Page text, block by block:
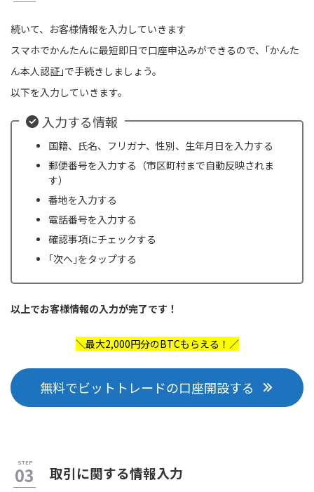
続いて、お客様情報を入力していきます
スマホでかんたんに最短即日で口座申込みができるので、｢かんた
ん本人認証｣で手続きしましょう。
以下を入力していきます。
入力する情報
国籍、氏名、フリガナ、性別、生年月日を入力する
郵便番号を入力する（市区町村まで自動反映されま
す）
番地を入力する
電話番号を入力する
確認事項にチェックする
｢次へ｣をタップする
以上でお客様情報の入力が完了です！
＼最大2,000円分のBTCもらえる！／
無料でビットトレードの口座開設する
取引に関する情報入力